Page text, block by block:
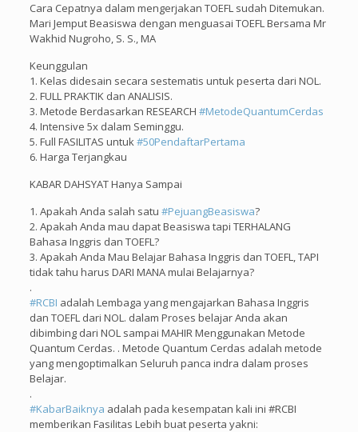
Cara Cepatnya dalam mengerjakan TOEFL sudah Ditemukan.
Mari Jemput Beasiswa dengan menguasai TOEFL Bersama Mr
Wakhid Nugroho, S. S., MA
Keunggulan
1. Kelas didesain secara sestematis untuk peserta dari NOL.
2. FULL PRAKTIK dan ANALISIS.
3. Metode Berdasarkan RESEARCH #MetodeQuantumCerdas
4. Intensive 5x dalam Seminggu.
5. Full FASILITAS untuk#50PendaftarPertama
6. Harga Terjangkau
KABAR DAHSYAT Hanya Sampai
1. Apakah Anda salah satu #PejuangBeasiswa?
2. Apakah Anda mau dapat Beasiswa tapi TERHALANG
Bahasa Inggris dan TOEFL?
3. Apakah Anda Mau Belajar Bahasa Inggris dan TOEFL, TAPI
tidak tahu harus DARI MANA mulai Belajarnya?
.
#RCBI adalah Lembaga yang mengajarkan Bahasa Inggris
dan TOEFL dari NOL. dalam Proses belajar Anda akan
dibimbing dari NOL sampai MAHIR Menggunakan Metode
Quantum Cerdas. . Metode Quantum Cerdas adalah metode
yang mengoptimalkan Seluruh panca indra dalam proses
Belajar.
.
#KabarBaiknya adalah pada kesempatan kali ini #RCBI
memberikan Fasilitas Lebih buat peserta yakni: